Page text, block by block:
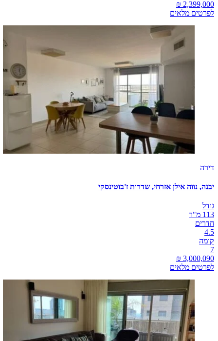
לפרטים מלאים
דירה
יבנה, נווה אילן אזרחי, שדרות ז'בוטינסקי
גודל
113 מ"ר
חדרים
4.5
קומה
7
לפרטים מלאים